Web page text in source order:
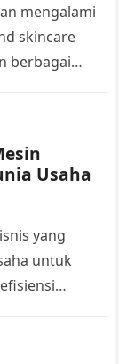
mengalami
skincare
berbagai
Usaha
yang
untuk